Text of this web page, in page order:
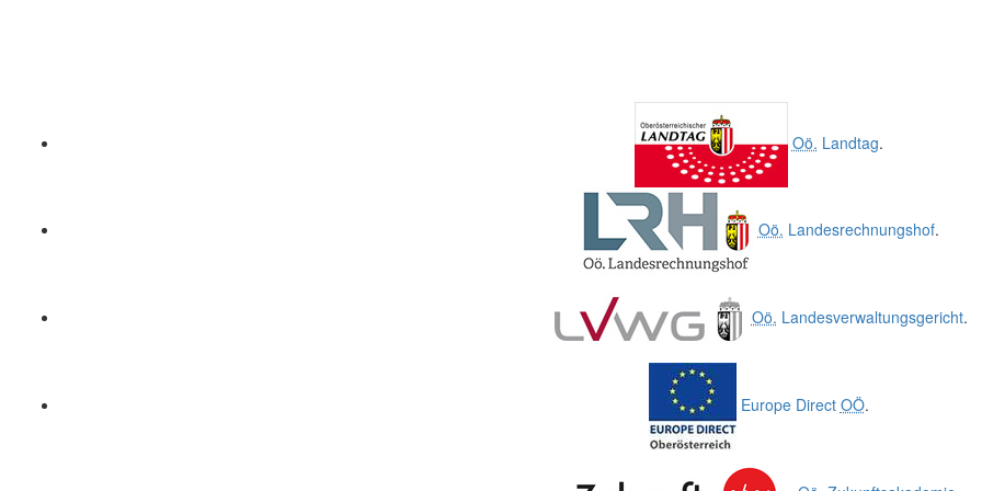
Oö. Landtag.
Oö. Landesrechnungshof.
Oö. Landesverwaltungsgericht.
Europe Direct OÖ.